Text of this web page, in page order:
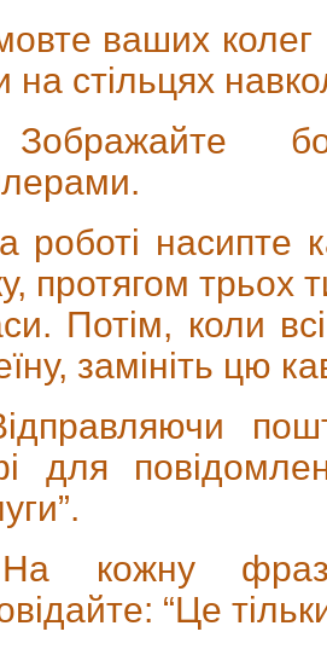
ваших колег
на стільцях
роботі насипте
протягом трьох
Потім, коли
замініть цю
для
кожну фразу
“Це